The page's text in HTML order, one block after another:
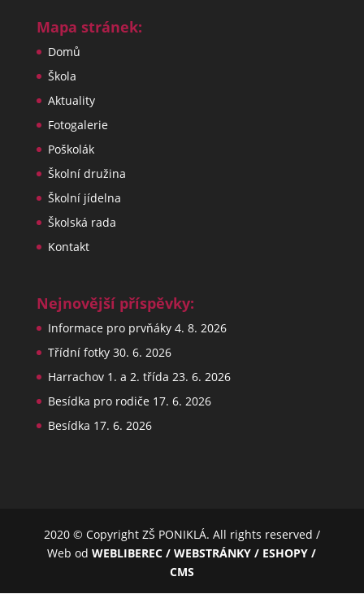
Mapa stránek:
Domů
Škola
Aktuality
Fotogalerie
Poškolák
Školní družina
Školní jídelna
Školská rada
Kontakt
Nejnovější příspěvky:
Informace pro prvňáky 4. 8. 2026
Třídní fotky 30. 6. 2026
Harrachov 1. a 2. třída 23. 6. 2026
Besídka pro rodiče 17. 6. 2026
Besídka 17. 6. 2026
2020 © Copyright ZŠ PONIKLÁ. All rights reserved /
Web odWEBLIBEREC / WEBSTRÁNKY / ESHOPY /
CMS